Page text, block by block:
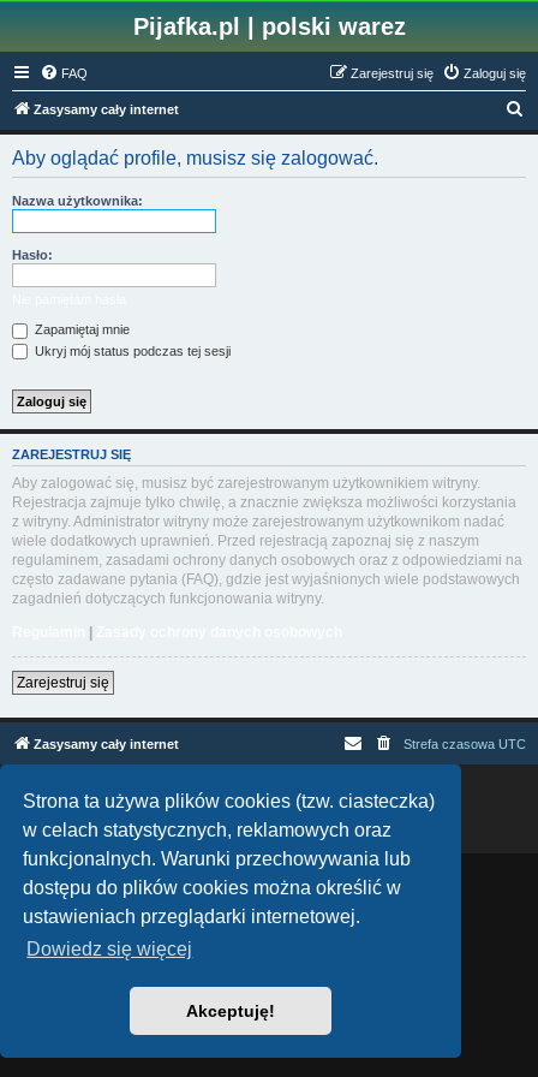
Strona ta używa plików cookies (tzw. ciasteczka)
w celach statystycznych, reklamowych oraz
funkcjonalnych. Warunki przechowywania lub
dostępu do plików cookies można określić w
ustawieniach przeglądarki internetowej.
Dowiedz się więcej
Akceptuję!
Pijafka.pl | polski warez
FAQ Zaloguj się
Zarejestruj się
Zasysamy cały internet
z
Aby oglądać profile, musisz się zalogować.
Nazwa użytkownika:
Hasło:
Zapamiętaj mnie
Ukryj mój status podczas tej sesji
ZAREJESTRUJ SIĘ
Aby zalogować się, musisz być zarejestrowanym użytkownikiem witryny.
Rejestracja zajmuje tylko chwilę, a znacznie zwiększa możliwości korzystania
z witryny. Administrator witryny może zarejestrowanym użytkownikom nadać
wiele dodatkowych uprawnień. Przed rejestracją zapoznaj się z naszym
regulaminem, zasadami ochrony danych osobowych oraz z odpowiedziami na
często zadawane pytania (FAQ), gdzie jest wyjaśnionych wiele podstawowych
zagadnień dotyczących funkcjonowania witryny.
|
Zarejestruj się
Zasysamy cały internet Strefa czasowa UTC
Polski pakiet językowy dostarcza phpBB.pl
Zasady ochrony danych osobowych|Regulamin